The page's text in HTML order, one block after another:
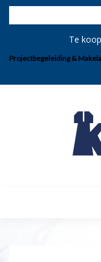
Skip
Te
Projectbegeleiding &